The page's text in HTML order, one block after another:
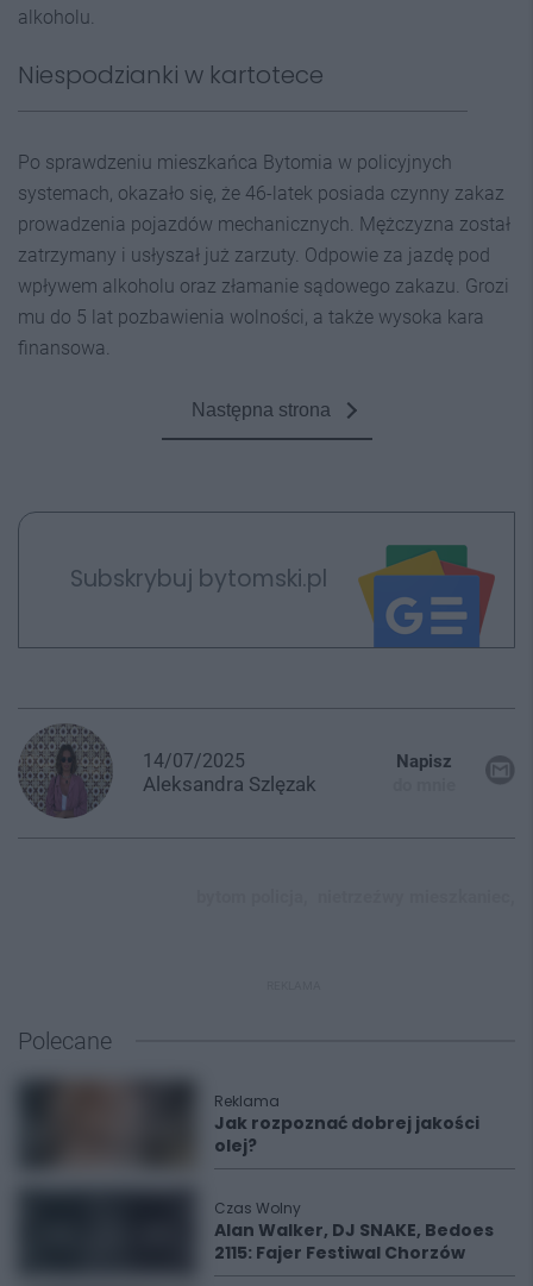
alkoholu.
Niespodzianki w kartotece
Po sprawdzeniu mieszkańca Bytomia w policyjnych
systemach, okazało się, że 46-latek posiada czynny zakaz
prowadzenia pojazdów mechanicznych. Mężczyzna został
zatrzymany i usłyszał już zarzuty. Odpowie za jazdę pod
wpływem alkoholu oraz złamanie sądowego zakazu. Grozi
mu do 5 lat pozbawienia wolności, a także wysoka kara
finansowa.
Następna strona
Subskrybuj bytomski.pl
14/07/2025
Aleksandra Szlęzak
Napisz
Polecane
Reklama
Jak rozpoznać dobrej jakości
olej?
Czas Wolny
Alan Walker, DJ SNAKE, Bedoes
2115: Fajer Festiwal Chorzów